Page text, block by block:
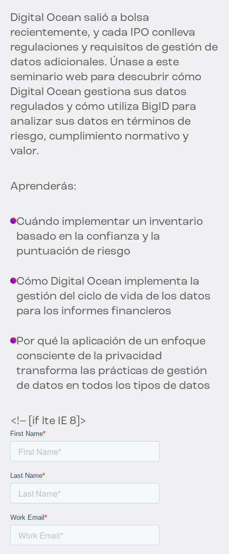
Digital Ocean salió a bolsa
recientemente, y cada IPO conlleva
regulaciones y requisitos de gestión de
datos adicionales. Únase a este
seminario web para descubrir cómo
Digital Ocean gestiona sus datos
regulados y cómo utiliza BigID para
analizar sus datos en términos de
riesgo, cumplimiento normativo y
valor.
Aprenderás:
Cuándo implementar un inventario
basado en la confianza y la
puntuación de riesgo
Cómo Digital Ocean implementa la
gestión del ciclo de vida de los datos
para los informes financieros
Por qué la aplicación de un enfoque
consciente de la privacidad
transforma las prácticas de gestión
de datos en todos los tipos de datos
<!– [if lte IE 8]>